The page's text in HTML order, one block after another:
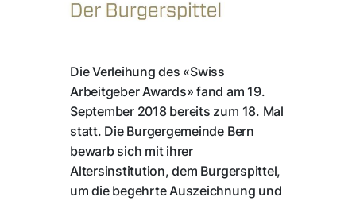
Die Verleihung des «Swiss
Arbeitgeber Awards» fand am 19.
September 2018 bereits zum 18. Mal
statt. Die Burgergemeinde Bern
bewarb sich mit ihrer
Altersinstitution, dem Burgerspittel,
um die begehrte Auszeichnung und